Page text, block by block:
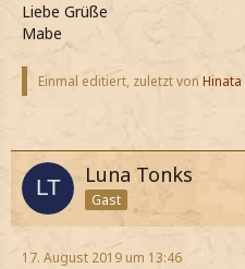
Liebe Grüße
Mabe
Einmal editiert, zuletzt von Hinata
Luna Tonks
Gast
17. August 2019 um 13:46